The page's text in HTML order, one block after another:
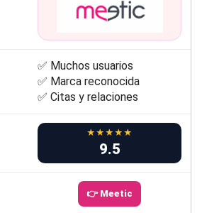
✅ Muchos usuarios
✅ Marca reconocida
✅ Citas y relaciones
★★★★★
9.5
👉 Meetic